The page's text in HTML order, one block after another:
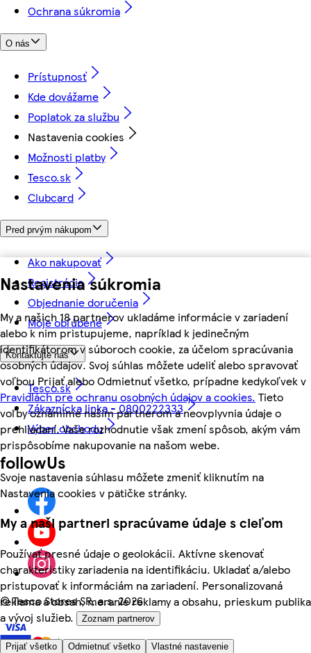
Nastavenia súkromia
My a našich 18 partnerov ukladáme informácie v zariadení
alebo k nim pristupujeme, napríklad k jedinečným
identifikátorom v súboroch cookie, za účelom spracúvania
osobných údajov. Svoj súhlas môžete udeliť alebo spravovať
voľbou Prijať alebo Odmietnuť všetko, prípadne kedykoľvek v
Pravidlách pre ochranu osobných údajov a cookies. Tieto
voľby oznámime našim partnerom a neovplyvnia údaje o
prehliadaní. Vaše rozhodnutie však zmení spôsob, akým vám
prispôsobíme nakupovanie na našom webe.
Svoje nastavenia súhlasu môžete zmeniť kliknutím na
Nastavenia cookies v pätičke stránky.
My a naši partneri spracúvame údaje s cieľom
Používať presné údaje o geolokácii. Aktívne skenovať
charakteristiky zariadenia na identifikáciu. Ukladať a/alebo
pristupovať k informáciám na zariadení. Personalizovaná
reklama a obsah, meranie reklamy a obsahu, prieskum publika
a vývoj služieb.
Zoznam partnerov
Prijať všetko Odmietnuť všetko Vlastné nastavenie
Ochrana súkromia
O nás
Prístupnosť
Kde dovážame
Poplatok za službu
Nastavenia cookies
Možnosti platby
Tesco.sk
Clubcard
Pred prvým nákupom
Ako nakupovať
Registrácia
Objednanie doručenia
Moje obľúbené
Kontaktujte nás
Tesco.sk
Zákaznícka linka - 0800222333
Výber obchodu
followUs
©Tesco Stores SR, a.s. 2026